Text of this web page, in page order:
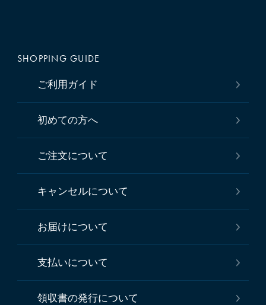
SHOPPING GUIDE
ご利用ガイド
初めての方へ
ご注文について
キャンセルについて
お届けについて
支払いについて
領収書の発行について